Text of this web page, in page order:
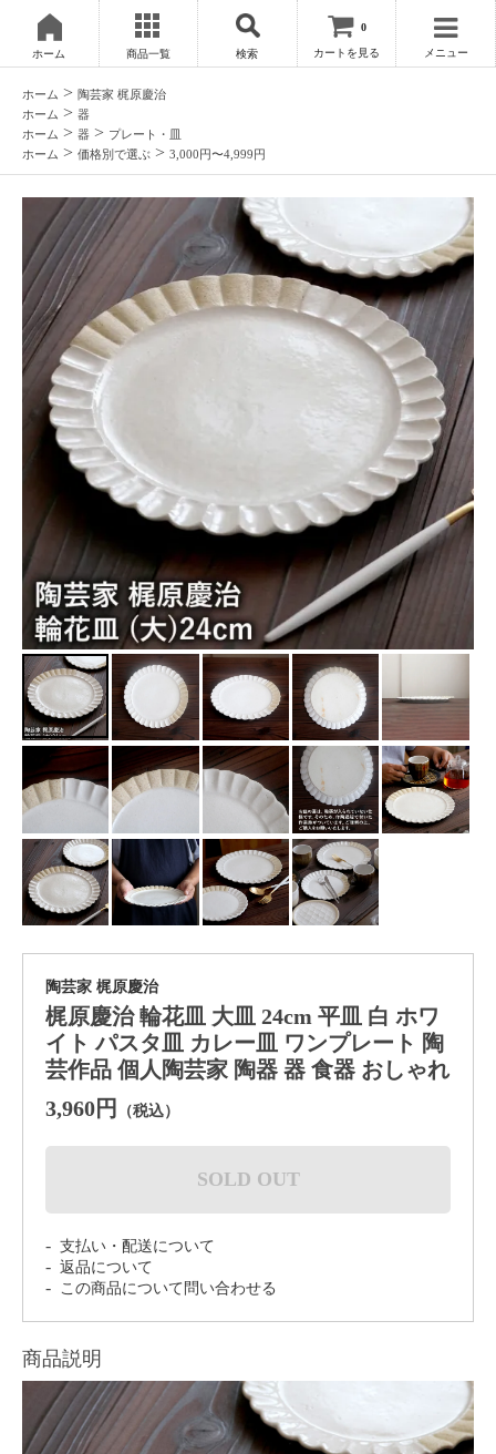
ホーム 商品一覧 検索
0
カートを見る メニュー
ホーム > 陶芸家 梶原慶治
ホーム > 器
ホーム > 器 > プレート・皿
ホーム > 価格別で選ぶ > 3,000円〜4,999円
陶芸家 梶原慶治
梶原慶治 輪花皿 大皿 24cm 平皿 白 ホワ
イト パスタ皿 カレー皿 ワンプレート 陶
芸作品 個人陶芸家 陶器 器 食器 おしゃれ
3,960円
（税込）
SOLD OUT
支払い・配送について
返品について
この商品について問い合わせる
商品説明